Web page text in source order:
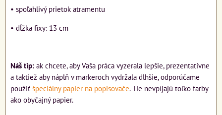
• spoľahlivý prietok atramentu
• dĺžka fixy: 13 cm
Náš tip: ak chcete, aby Vaša práca vyzerala lepšie, prezentatívne
a taktiež aby náplň v markeroch vydržala dlhšie, odporúčame
použiť špeciálny papier na popisovače. Tie nevpíjajú toľko farby
ako obyčajný papier.